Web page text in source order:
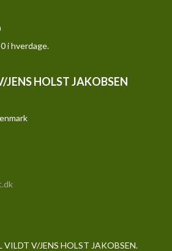
i hverdage.
JENS HOLST JAKOBSEN
V/JENS HOLST JAKOBSEN.